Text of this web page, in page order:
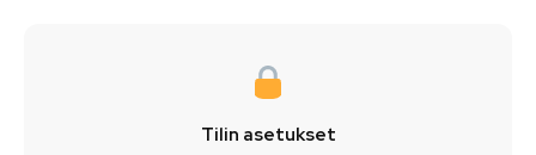
Tilin asetukset